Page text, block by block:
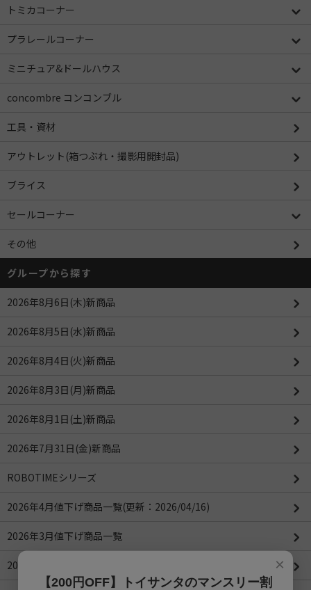
トミカコーナー
プラレールコーナー
ミニチュア&ドールハウス
concombre コンコンブル
工具・資材
アウトレット(箱つぶれ・撮影用開封品)
ブライス
セールコーナー
その他
グループから探す
2026年8月6日(木)新商品
2026年8月5日(水)新商品
2026年8月4日(火)新商品
2026年8月3日(月)新商品
2026年8月1日(土)新商品
2026年7月31日(金)新商品
ROBOTIMEシリーズ
2026年4月値下げ商品一覧(更新：2026/04/16)
2026年3月値下げ商品一覧
2026年2月値下げ商品一覧 ×
【200円OFF】トイサンタのマンスリー割